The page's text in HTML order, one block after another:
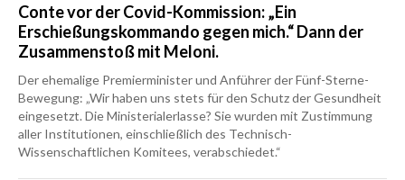
Conte vor der Covid-Kommission: „Ein
Erschießungskommando gegen mich.“ Dann der
Zusammenstoß mit Meloni.
Der ehemalige Premierminister und Anführer der Fünf-Sterne-
Bewegung: „Wir haben uns stets für den Schutz der Gesundheit
eingesetzt. Die Ministerialerlasse? Sie wurden mit Zustimmung
aller Institutionen, einschließlich des Technisch-
Wissenschaftlichen Komitees, verabschiedet.“